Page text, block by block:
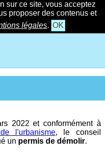
sur ce site, vous acceptez
proposer des contenus et
légales. OK
2022 et conformément à
l'urbanisme, le conseil
un permis de démolir.